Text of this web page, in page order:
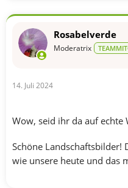
o
e
n
Rosabelverde
Moderatrix
14. Juli 2024
Wow, seid ihr da auf echte
Schöne Landschaftsbilder!
wie unsere heute und das